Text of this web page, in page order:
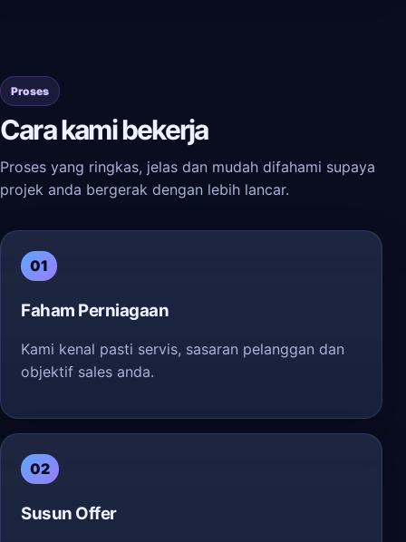
Proses
Cara kami bekerja
Proses yang ringkas, jelas dan mudah difahami supaya
projek anda bergerak dengan lebih lancar.
01
Faham Perniagaan
Kami kenal pasti servis, sasaran pelanggan dan
objektif sales anda.
02
Susun Offer